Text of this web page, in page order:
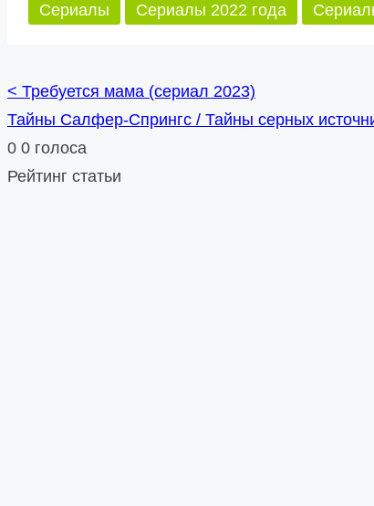
Сериалы Сериалы 2022 года
Posts
navigation
< Требуется мама (сериал 2023)
Тайны Салфер-Спрингс / Тайны серных
0 0 голоса
Рейтинг статьи